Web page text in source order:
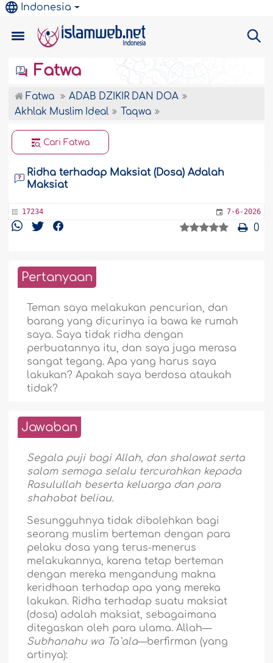
Indonesia
Fatwa
Fatwa
ADAB DZIKIR DAN DOA
Akhlak Muslim Ideal
Taqwa
Cari Fatwa
Ridha terhadap Maksiat (Dosa) Adalah
Maksiat
17234 7-6-2026
0
Pertanyaan
Teman saya melakukan pencurian, dan
barang yang dicurinya ia bawa ke rumah
saya. Saya tidak ridha dengan
perbuatannya itu, dan saya juga merasa
sangat tegang. Apa yang harus saya
lakukan? Apakah saya berdosa ataukah
tidak?
Jawaban
Segala puji bagi Allah, dan shalawat serta
salam semoga selalu tercurahkan kepada
Rasulullah beserta keluarga dan para
shahabat beliau.
Sesungguhnya tidak dibolehkan bagi
seorang muslim berteman dengan para
pelaku dosa yang terus-menerus
melakukannya, karena tetap berteman
dengan mereka mengandung makna
keridhaan terhadap apa yang mereka
lakukan. Ridha terhadap suatu maksiat
(dosa) adalah maksiat, sebagaimana
ditegaskan oleh para ulama. Allah—
Subhanahu wa Ta`ala—berfirman (yang
artinya):